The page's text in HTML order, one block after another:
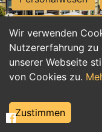
Wir verwenden
Nutzererfahrung zu
unserer Webseite
von Cookies zu.
Zustimmen
Hilfskräfte,
Einkauf,
Weiterbildung,
Tourismus